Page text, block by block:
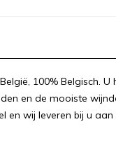
100% Belgisch. U
en de mooiste
en wij leveren bij u aan